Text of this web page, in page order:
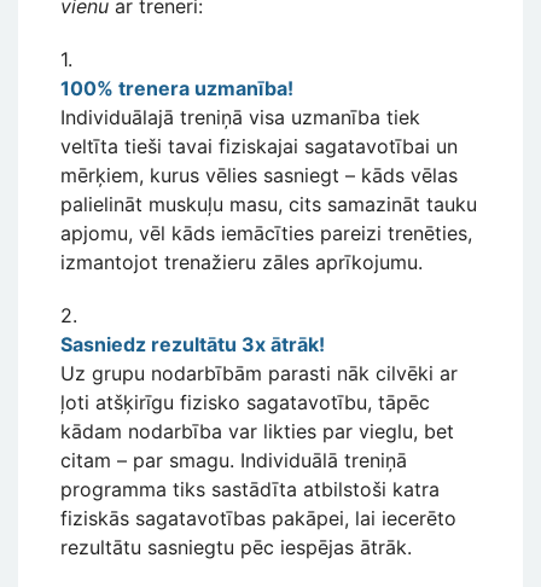
vienu ar treneri:
1.
100% trenera uzmanība!
Individuālajā treniņā visa uzmanība tiek
veltīta tieši tavai fiziskajai sagatavotībai un
mērķiem, kurus vēlies sasniegt – kāds vēlas
palielināt muskuļu masu, cits samazināt tauku
apjomu, vēl kāds iemācīties pareizi trenēties,
izmantojot trenažieru zāles aprīkojumu.
2.
Sasniedz rezultātu 3x ātrāk!
Uz grupu nodarbībām parasti nāk cilvēki ar
ļoti atšķirīgu fizisko sagatavotību, tāpēc
kādam nodarbība var likties par vieglu, bet
citam – par smagu. Individuālā treniņā
programma tiks sastādīta atbilstoši katra
fiziskās sagatavotības pakāpei, lai iecerēto
rezultātu sasniegtu pēc iespējas ātrāk.